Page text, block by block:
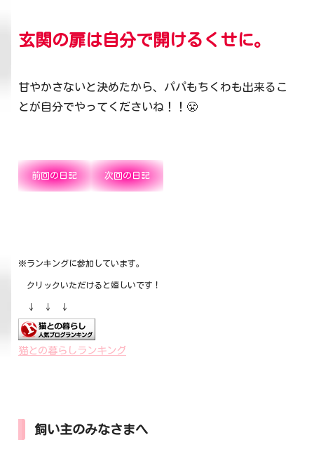
玄関の扉は自分で開けるくせに。
甘やかさないと決めたから、パパもちくわも出来るこ
とが自分でやってくださいね！！😤
前回の日記 次回の日記
※ランキングに参加しています。
クリックいただけると嬉しいです！
↓ ↓ ↓
猫との暮らしランキング
飼い主のみなさまへ